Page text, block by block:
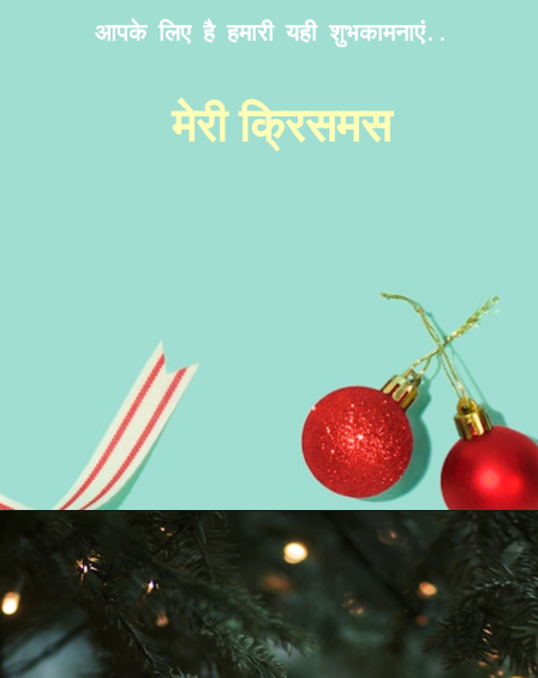
आपके लिए है हमारी यही शुभकामनाएं..
मेरी क्रिसमस